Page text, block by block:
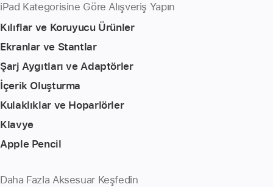
iPad Kategorisine Göre Alışveriş Yapın
Kılıflar ve Koruyucu Ürünler
Ekranlar ve Stantlar
Şarj Aygıtları ve Adaptörler
İçerik Oluşturma
Kulaklıklar ve Hoparlörler
Klavye
Apple Pencil
Daha Fazla Aksesuar Keşfedin